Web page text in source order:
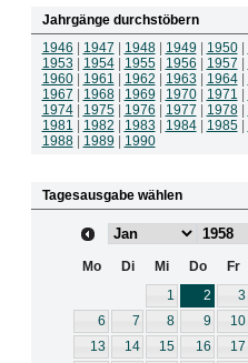
Jahrgänge durchstöbern
1946
1947 1948| 1949 1950|
1953
1954| 1955| 1956 1957
1960| 1961 1962 1963 1964|
1967
1968| 1969 1970| 1971
1974| 1975| 1976 1977 1978|
1981
1982 1983 1984| 1985|
1988| 1989 1990
Tagesausgabe wählen
Mo Di Mi Do Fr
1
2 3
6
7 8 9 10
13
14 15 16 17